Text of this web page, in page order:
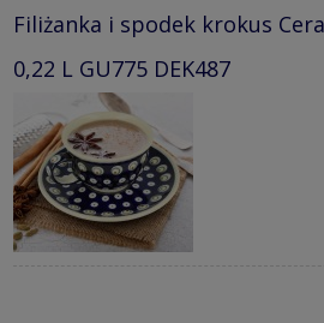
Filiżanka i spodek krokus
0,22 L GU775 DEK487